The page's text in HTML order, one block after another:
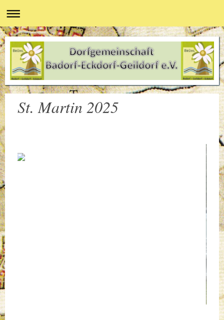
St. Martin 2025